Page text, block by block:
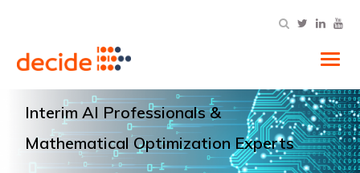
Interim AI Professionals&
Mathematical Optimization Experts